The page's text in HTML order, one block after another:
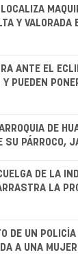
Y
ANTE EL
PUEDEN
DE
SU PÁRROCO,
DE LA
LA
DE UN
A UNA